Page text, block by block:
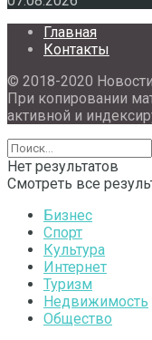
Главная
Контакты
© 2018-2020
При копировании
активной и
Нет результатов
Смотреть все
Бизнес
Спорт
Культура
Интернет
Туризм
Недвижимость
Общество